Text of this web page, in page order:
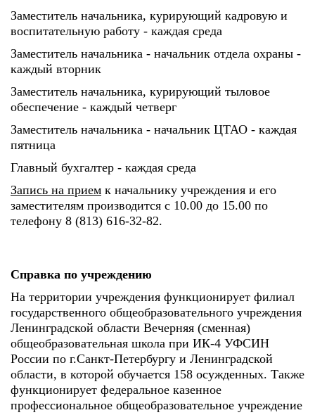
Заместитель начальника, курирующий кадровую и
воспитательную работу - каждая среда
Заместитель начальника - начальник отдела охраны -
каждый вторник
Заместитель начальника, курирующий тыловое
обеспечение - каждый четверг
Заместитель начальника - начальник ЦТАО - каждая
пятница
Главный бухгалтер - каждая среда
Запись на прием к начальнику учреждения и его
заместителям производится с 10.00 до 15.00 по
телефону 8 (813) 616-32-82.
Справка по учреждению
На территории учреждения функционирует филиал
государственного общеобразовательного учреждения
Ленинградской области Вечерняя (сменная)
общеобразовательная школа при ИК-4 УФСИН
России по г.Санкт-Петербургу и Ленинградской
области, в которой обучается 158 осужденных. Также
функционирует федеральное казенное
профессиональное общеобразовательное учреждение